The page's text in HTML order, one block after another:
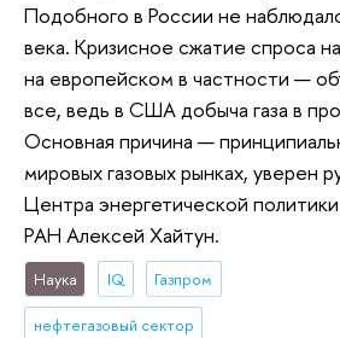
Подобного в России не
века. Кризисное сжатие спроса
на европейском в частности —
все, ведь в США добыча газа в
Основная причина —
мировых газовых рынках, уверен
Центра энергетической
РАН Алексей Хайтун.
Наука IQ Газпром
нефтегазовый сектор